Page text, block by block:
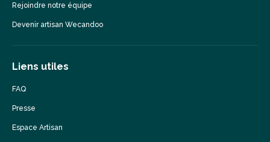
Rejoindre notre équipe
Devenir artisan Wecandoo
Liens utiles
FAQ
Presse
Espace Artisan